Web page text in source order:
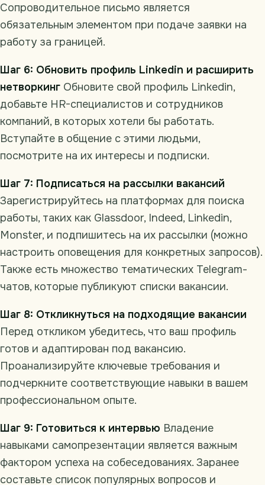
Сопроводительное письмо является
обязательным элементом при подаче заявки на
работу за границей.
Шаг 6: Обновить профиль Linkedin и расширить
нетворкинг Обновите свой профиль Linkedin,
добавьте HR-специалистов и сотрудников
компаний, в которых хотели бы работать.
Вступайте в общение с этими людьми,
посмотрите на их интересы и подписки.
Шаг 7: Подписаться на рассылки вакансий
Зарегистрируйтесь на платформах для поиска
работы, таких как Glassdoor, Indeed, Linkedin,
Monster, и подпишитесь на их рассылки (можно
настроить оповещения для конкретных запросов).
Также есть множество тематических Telegram-
чатов, которые публикуют списки вакансии.
Шаг 8: Откликнуться на подходящие вакансии
Перед откликом убедитесь, что ваш профиль
готов и адаптирован под вакансию.
Проанализируйте ключевые требования и
подчеркните соответствующие навыки в вашем
профессиональном опыте.
Шаг 9: Готовиться к интервью Владение
навыками самопрезентации является важным
фактором успеха на собеседованиях. Заранее
составьте список популярных вопросов и